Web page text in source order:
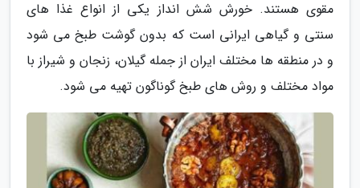
مقوی هستند. خورش شش انداز یکی از انواع غذا های
سنتی و گیاهی ایرانی است که بدون گوشت طبخ می شود
و در منطقه ها مختلف ایران از جمله گیلان، زنجان و شیراز با
مواد مختلف و روش های طبخ گوناگون تهیه می شود.